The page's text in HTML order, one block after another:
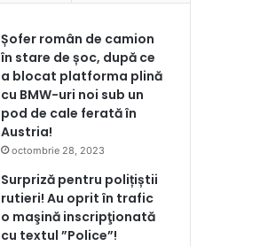
Șofer român de camion
în stare de șoc, după ce
a blocat platforma plină
cu BMW-uri noi sub un
pod de cale ferată în
Austria!
octombrie 28, 2023
Surpriză pentru polițiștii
rutieri! Au oprit în trafic
o maşină inscripţionată
cu textul ”Police”!